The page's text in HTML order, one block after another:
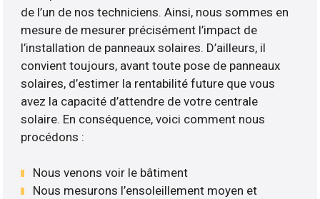
de l’un de nos techniciens. Ainsi, nous sommes en
mesure de mesurer précisément l’impact de
l’installation de panneaux solaires. D’ailleurs, il
convient toujours, avant toute pose de panneaux
solaires, d’estimer la rentabilité future que vous
avez la capacité d’attendre de votre centrale
solaire. En conséquence, voici comment nous
procédons :
Nous venons voir le bâtiment
Nous mesurons l’ensoleillement moyen et